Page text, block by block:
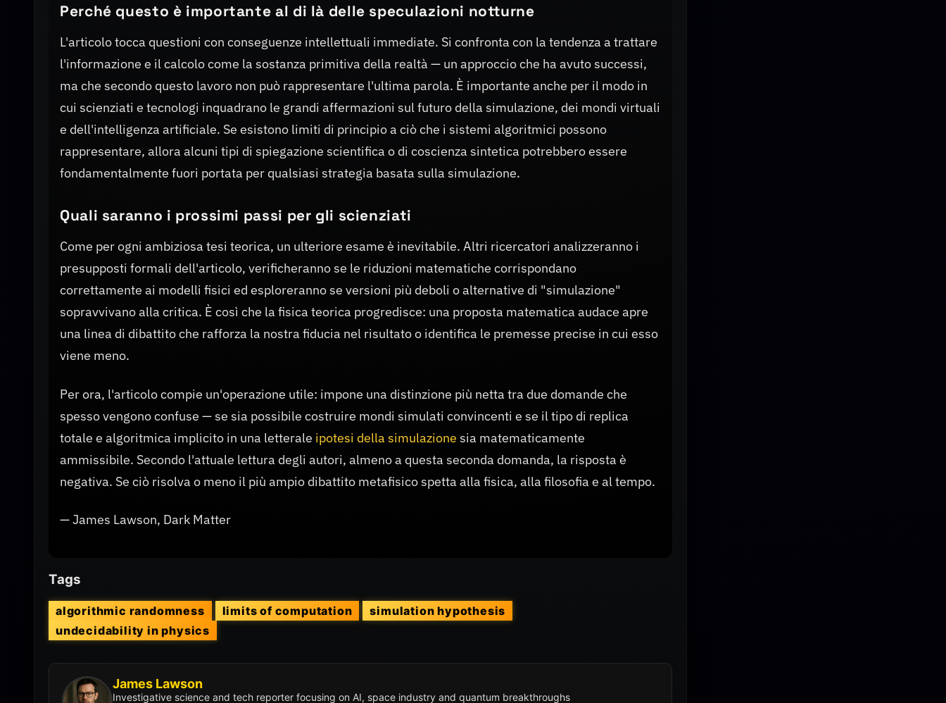
Perché questo è importante al di là delle speculazioni notturne
L'articolo tocca questioni con conseguenze intellettuali immediate. Si confronta con la tendenza a trattare
l'informazione e il calcolo come la sostanza primitiva della realtà — un approccio che ha avuto successi,
ma che secondo questo lavoro non può rappresentare l'ultima parola. È importante anche per il modo in
cui scienziati e tecnologi inquadrano le grandi affermazioni sul futuro della simulazione, dei mondi virtuali
e dell'intelligenza artificiale. Se esistono limiti di principio a ciò che i sistemi algoritmici possono
rappresentare, allora alcuni tipi di spiegazione scientifica o di coscienza sintetica potrebbero essere
fondamentalmente fuori portata per qualsiasi strategia basata sulla simulazione.
Quali saranno i prossimi passi per gli scienziati
Come per ogni ambiziosa tesi teorica, un ulteriore esame è inevitabile. Altri ricercatori analizzeranno i
presupposti formali dell'articolo, verificheranno se le riduzioni matematiche corrispondano
correttamente ai modelli fisici ed esploreranno se versioni più deboli o alternative di "simulazione"
sopravvivano alla critica. È così che la fisica teorica progredisce: una proposta matematica audace apre
una linea di dibattito che rafforza la nostra fiducia nel risultato o identifica le premesse precise in cui esso
viene meno.
Per ora, l'articolo compie un'operazione utile: impone una distinzione più netta tra due domande che
spesso vengono confuse — se sia possibile costruire mondi simulati convincenti e se il tipo di replica
totale e algoritmica implicito in una letterale ipotesi della simulazione sia matematicamente
ammissibile. Secondo l'attuale lettura degli autori, almeno a questa seconda domanda, la risposta è
negativa. Se ciò risolva o meno il più ampio dibattito metafisico spetta alla fisica, alla filosofia e al tempo.
— James Lawson, Dark Matter
Tags
algorithmic randomness limits of computation
simulation hypothesis
undecidability in physics
James Lawson
Investigative science and tech reporter focusing on AI, space industry and quantum breakthroughs